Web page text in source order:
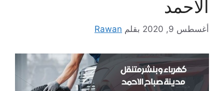
الاحمد
أغسطس 9, 2020 بقلم Rawan